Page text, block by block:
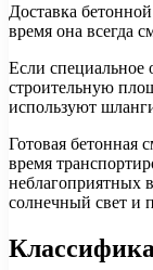
Доставка
время она всегда
Если специальное
строительную
используют
Готовая бетонная
время
неблагоприятных
солнечный свет и